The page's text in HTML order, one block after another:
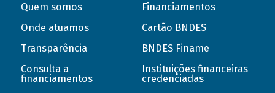
Quem somos
Onde atuamos
Transparência
Consulta a
financiamentos
Financiamentos
Cartão BNDES
BNDES Finame
Instituições financeiras
credenciadas